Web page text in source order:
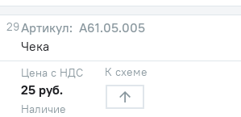
29
А61.05.005
Чека
Наличие
Цена с НДС
25 руб.
К схеме